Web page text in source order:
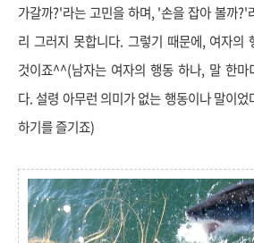
가갈까?'라는 고민을 하며, '손을 잡아 볼까?'
리 그러지 못합니다. 그렇기 때문에, 여자의
것이죠^^(남자는 여자의 행동 하나, 말 한마
다. 설령 아무런 의미가 없는 행동이나 말이
하기를 즐기죠)